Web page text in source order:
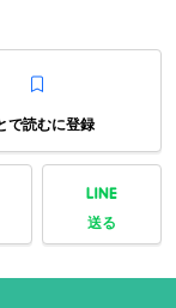
で読むに登録
送る